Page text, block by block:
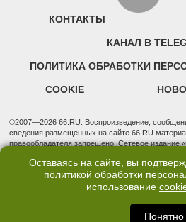
КОНТАКТЫ
КАНАЛ В
ПОЛИТИКА ОБРАБОТКИ
COOKIE
©2007—2026 66.RU. Воспроизведение,
сведения размещенных на сайте 66.RU
правообладателя запрещено. Сетевое издание
надзору в сфере связи, информационных
(Роскомнадзор). Регистрационный номер ЭЛ №
Учредитель: Общество с ограниченной
3, оф. 7015 Фактический адрес редакции и
обл., г. Екатеринбург, ул. Бориса Ельцина, д. 3,
Оставаясь на сайте, вы
политикой обработки
использование
Понятно